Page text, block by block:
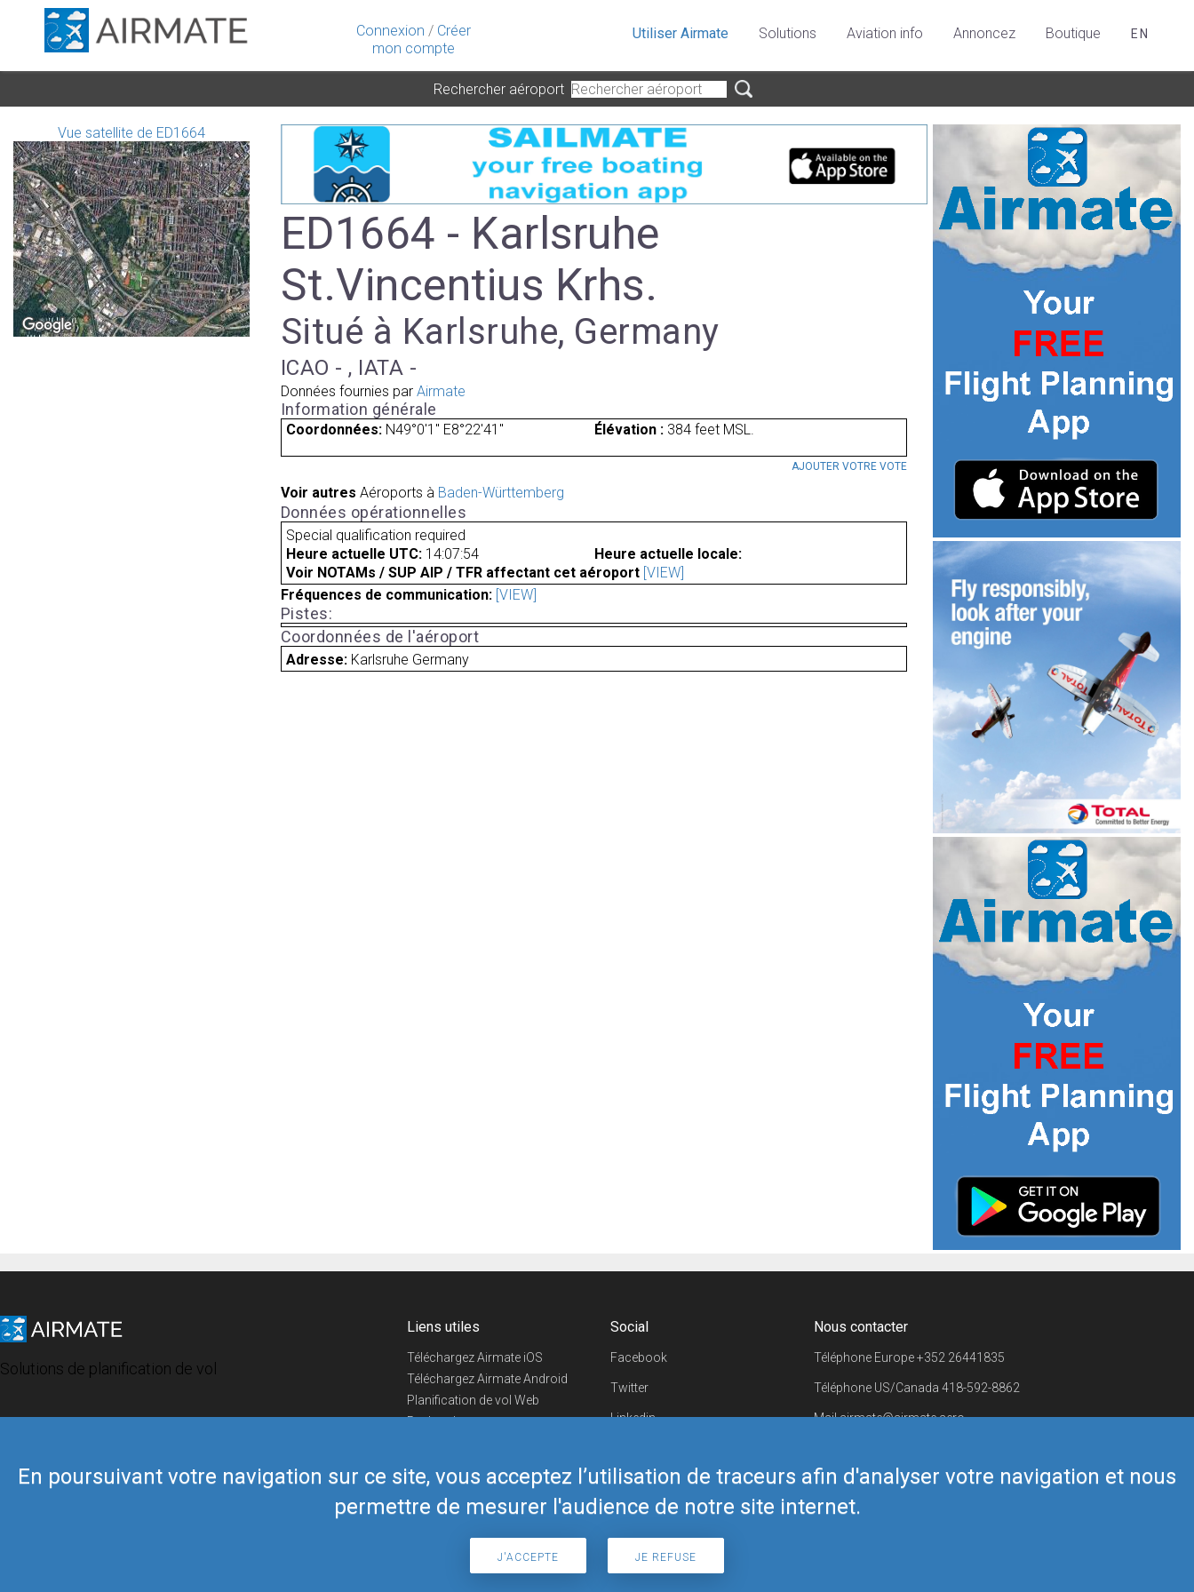
Connexion / Créer
mon compte
En poursuivant votre navigation sur ce site, vous acceptez l’utilisation de traceurs afin d'analyser votre navigation et nous
permettre de mesurer l'audience de notre site internet.
J'ACCEPTE JE REFUSE
Utiliser Airmate Solutions Aviation info Annoncez Boutique EN
Rechercher aéroport
Vue satellite de ED1664
ED1664 - Karlsruhe
St.Vincentius Krhs.
Situé à Karlsruhe, Germany
ICAO - , IATA -
Données fournies par Airmate
Information générale
Coordonnées: N49°0'1" E8°22'41" Élévation :384 feet MSL.
AJOUTER VOTRE VOTE
Voir autres Aéroports à Baden-Württemberg
Données opérationnelles
Special qualification required
Heure actuelle UTC: 14:07:54
Heure actuelle locale:
Voir NOTAMs / SUP AIP / TFR affectant cet aéroport [VIEW]
Fréquences de communication: [VIEW]
Pistes:
Coordonnées de l'aéroport
Adresse: Karlsruhe Germany
Solutions de planification de vol
Liens utiles
Téléchargez Airmate iOS
Téléchargez Airmate Android
Planification de vol Web
Recherche
Boutique Airmate
Social
Facebook
Twitter
Linkedin
Telegram
Nous contacter
Téléphone Europe+352 26441835
Téléphone US/Canada 418-592-8862
Mailairmate@airmate.aero